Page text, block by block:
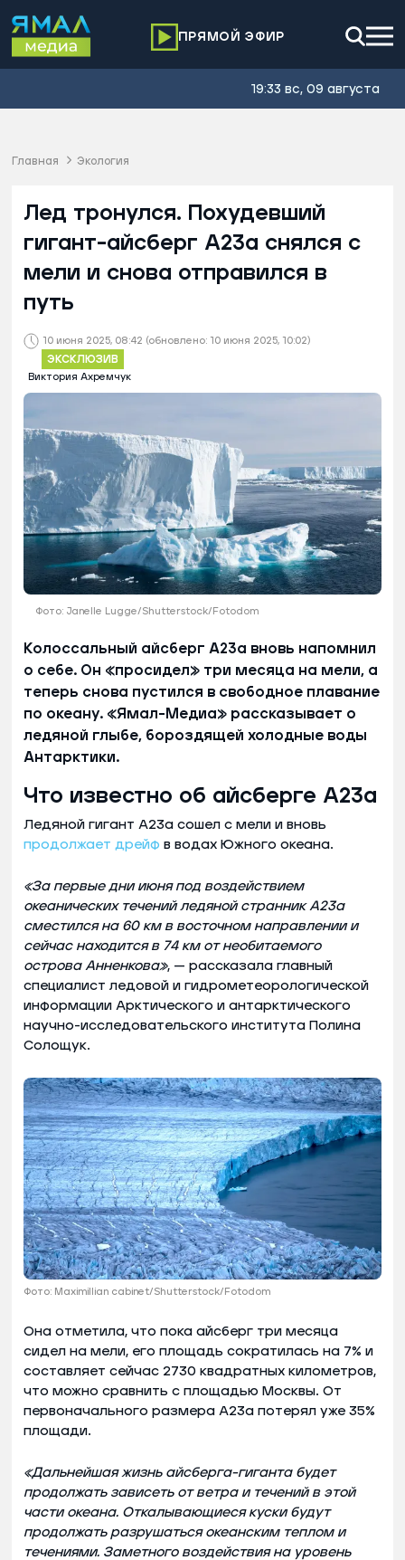
ПРЯМОЙ ЭФИР
19:33 вс, 09 августа
Главная Экология
10 июня 2025, 08:42 (обновлено: 10 июня 2025, 10:02)
ЭКСКЛЮЗИВ
Виктория Ахремчук
Лед тронулся. Похудевший
гигант-айсберг А23а снялся с
мели и снова отправился в
путь
Фото: Janelle Lugge/Shutterstock/Fotodom
Колоссальный айсберг А23а вновь напомнил
о себе. Он «просидел» три месяца на мели, а
теперь снова пустился в свободное плавание
по океану. «Ямал-Медиа» рассказывает о
ледяной глыбе, бороздящей холодные воды
Антарктики.
Что известно об айсберге А23а
Ледяной гигант А23а сошел с мели и вновь
продолжает дрейф в водах Южного океана.
«За первые дни июня под воздействием
океанических течений ледяной странник А23а
сместился на 60 км в восточном направлении и
сейчас находится в 74 км от необитаемого
острова Анненкова», — рассказала главный
специалист ледовой и гидрометеорологической
информации Арктического и антарктического
научно-исследовательского института Полина
Солощук.
Фото: Maximillian cabinet/Shutterstock/Fotodom
Она отметила, что пока айсберг три месяца
сидел на мели, его площадь сократилась на 7% и
составляет сейчас 2730 квадратных километров,
что можно сравнить с площадью Москвы. От
первоначального размера А23а потерял уже 35%
площади.
«Дальнейшая жизнь айсберга-гиганта будет
продолжать зависеть от ветра и течений в этой
части океана. Откалывающиеся куски будут
продолжать разрушаться океанским теплом и
течениями. Заметного воздействия на уровень